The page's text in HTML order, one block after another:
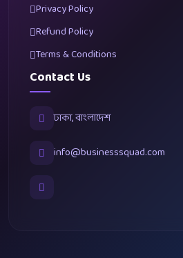
Privacy Policy
Refund Policy
Terms & Conditions
Contact Us
ঢাকা, বাংলাদেশ
info@businesssquad.com